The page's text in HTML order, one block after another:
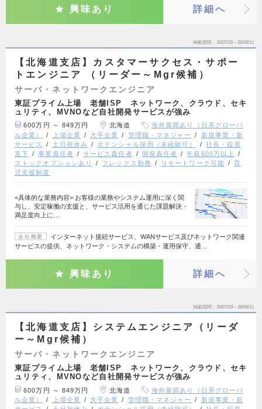
興味あり 詳細へ
掲載期間 26/07/29～26/08/11
【北海道支店】カスタマーサクセス・サポー
トエンジニア （リーダー～Mgr候補）
サーバ・ネットワークエンジニア
東証プライム上場 老舗ISP ネットワーク、クラウド、セキ
ュリティ、MVNOなど自社開発サービスが強み
600万円 ～ 849万円 北海道
海外展開あり（日系グローバ
ル企業）
上場企業 大手企業 管理職・マネジャー
新規事業・新
サービス
土日祝休み ポテンシャル採用（未経験可）
社長・役員
直下
事業責任者 サービス責任者 開発責任者
年収600万以上
ストックオプションあり
フレックス勤務 リモートワーク可能
育
児支援制度
<具体的な業務内容> お客様の業務やシステム運用に深く関
与し、安定稼働の支援と、サービス活用を通じた課題解決・
満足度向上に…
会社概要
インターネット接続サービス、WANサービス及びネットワーク関連
サービスの提供、ネットワーク・システムの構築・運用保守、通…
興味あり 詳細へ
掲載期間 26/07/29～26/08/11
【北海道支店】システムエンジニア（リーダ
ー～Mgr候補）
サーバ・ネットワークエンジニア
東証プライム上場 老舗ISP ネットワーク、クラウド、セキ
ュリティ、MVNOなど自社開発サービスが強み
600万円 ～ 849万円 北海道
海外展開あり（日系グローバ
ル企業）
上場企業 大手企業 管理職・マネジャー
新規事業・新